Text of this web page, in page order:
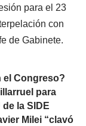
para el 23
con
de Gabinete.
el Congreso?
para
la SIDE
Milei “clavó